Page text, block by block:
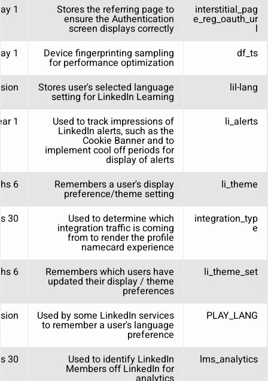
interstitial_pag
e_reg_oauth_ur
l
Stores the referring page to
ensure the Authentication
screen displays correctly
1 day
df_ts
Device fingerprinting sampling
for performance optimization
1 day
lil-lang
Stores user's selected language
setting for LinkedIn Learning
li_alerts
Used to track impressions of
LinkedIn alerts, such as the
Cookie Banner and to
implement cool off periods for
display of alerts
1 year
li_theme
Remembers a user's display
preference/theme setting
6 months
integration_typ
e
Used to determine which
integration traffic is coming
from to render the profile
namecard experience
30 days
li_theme_set
Remembers which users have
updated their display / theme
preferences
6 months
PLAY_LANG
Used by some LinkedIn services
to remember a user's language
preference
lms_analytics
Used to identify LinkedIn
Members off LinkedIn for
30 days